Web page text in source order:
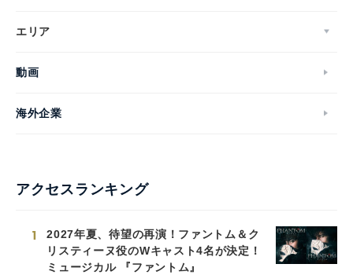
エリア
動画
海外企業
アクセスランキング
1
2027年夏、待望の再演！ファントム＆ク
リスティーヌ役のWキャスト4名が決定！
ミュージカル 『ファントム』